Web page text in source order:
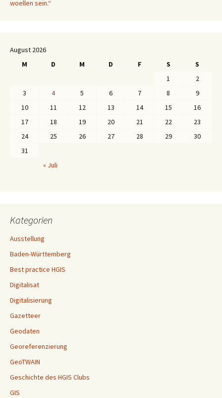
woellen sein.“
August 2026
M
D M D F S
S
1
2
3
4 5 6 7 8
9
10
11 12 13 14 15
16
17
18 19 20 21 22
23
24
25 26 27 28 29
30
31
« Juli
Kategorien
Ausstellung
Baden-Württemberg
Best practice HGIS
Digitalisat
Digitalisierung
Gazetteer
Geodaten
Georeferenzierung
GeoTWAIN
Geschichte des HGIS Clubs
GIS